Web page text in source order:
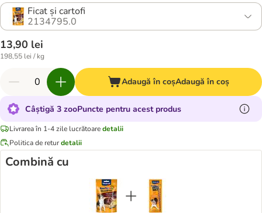
Ficat și cartofi
2134795.0
13,90 lei
198,55 lei / kg
Adaugă în coșAdaugă în coș
Câștigă 3 zooPuncte pentru acest produs
Livrarea în 1-4 zile lucrătoaredetalii
Politica de returdetalii
Combină cu